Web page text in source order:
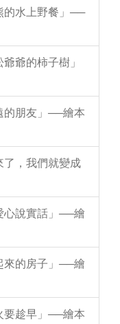
的水上野餐」──
爺的柿子樹」
的朋友」──繪本
了，我們就變成
心說實話」──繪
來的房子」──繪
要趁早」──繪本